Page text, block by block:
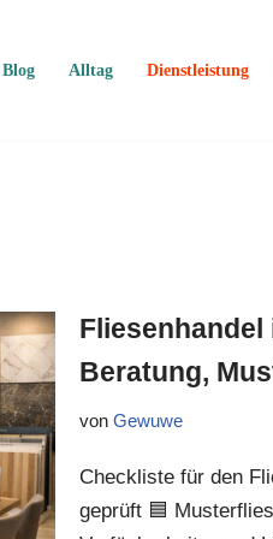
Blog Alltag Dienstleistung
Beratung,
von Gewuwe
Checkliste für den
geprüft 🟦